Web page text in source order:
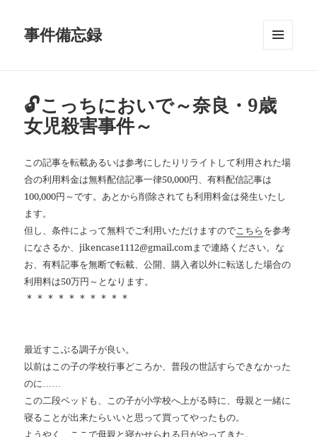
事件備忘録
ット
🔓こっちにおいで～奈良・9歳
女児殺害事件～
この記事を転載あるいは参考にしたりリライトして利用された場
合の利用料金は無料配信記事一律50,000円、有料配信記事は
100,000円～です。あとから削除されても利用料金は発生いたし
ます。
但し、条件によって無料でご利用いただけますのでこちらを参考
になさるか、jikencase1112@gmail.comまで連絡ください。な
お、有料記事を無断で転載、公開、購入者以外に転送した場合の
利用料は50万円～となります。
＊＊＊＊＊＊＊＊＊＊
最近すこぶる調子が良い。
以前はこの子の学校行事どころか、普段の世話すらできなかった
のに……
この二段ベッドも、この子が小学校へ上がる時に、母親と一緒に
寝ることが出来たらいいと思って買ってやったもの。
ようやく、ここで母親と寝かせられる日がやってきた。